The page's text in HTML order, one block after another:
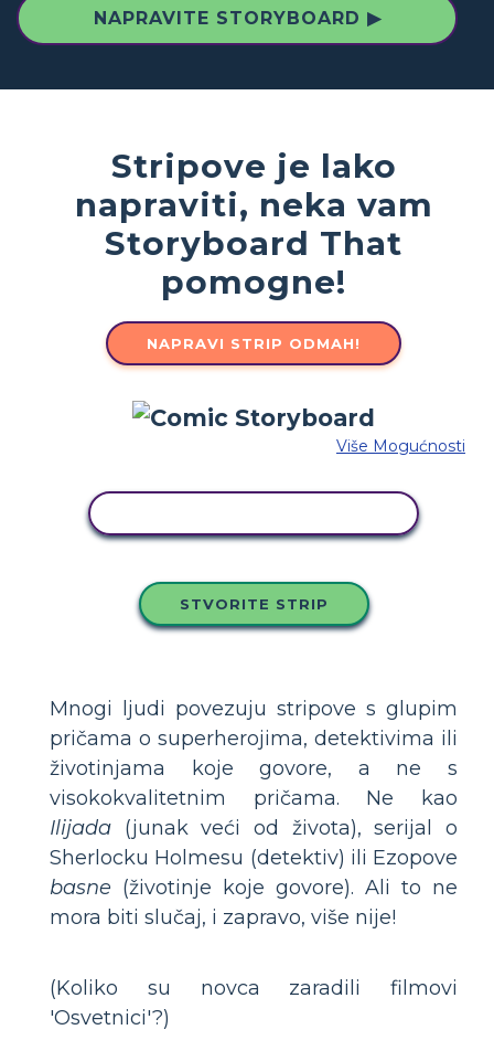
NAPRAVITE STORYBOARD ▶
Stripove je lako
napraviti, neka vam
Storyboard That
pomogne!
NAPRAVI STRIP ODMAH!
Više Mogućnosti
STVORITE STRIP
Mnogi ljudi povezuju stripove s glupim
pričama o superherojima, detektivima ili
životinjama koje govore, a ne s
visokokvalitetnim pričama. Ne kao
Ilijada (junak veći od života), serijal o
Sherlocku Holmesu (detektiv) ili Ezopove
basne (životinje koje govore). Ali to ne
mora biti slučaj, i zapravo, više nije!
(Koliko su novca zaradili filmovi
'Osvetnici'?)